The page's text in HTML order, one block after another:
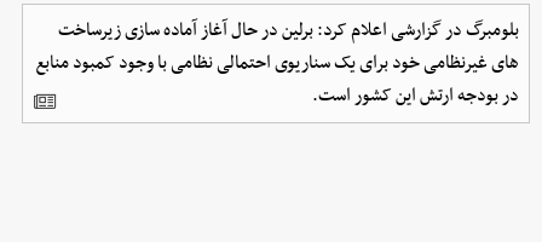
بلومبرگ در گزارشی اعلام کرد: برلین در حال آغاز آماده‌ سازی زیرساخت‌
های غیرنظامی خود برای یک سناریوی احتمالی نظامی با وجود کمبود منابع
در بودجه ارتش این کشور است.